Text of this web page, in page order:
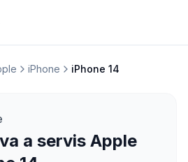
iPhone iPhone 14
a servis Apple